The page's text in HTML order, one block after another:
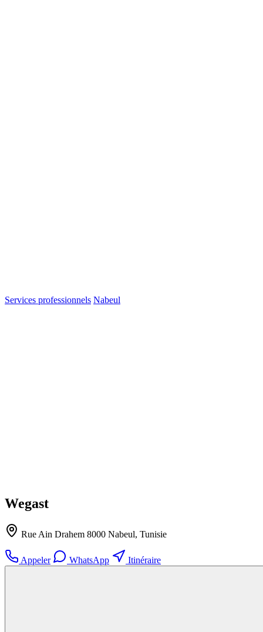
Services professionnels Nabeul
Wegast
Rue Ain Drahem 8000 Nabeul, Tunisie
Appeler WhatsApp Itinéraire